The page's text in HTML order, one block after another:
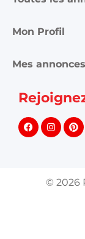
Mon Profil
Mes annonces
© 2026